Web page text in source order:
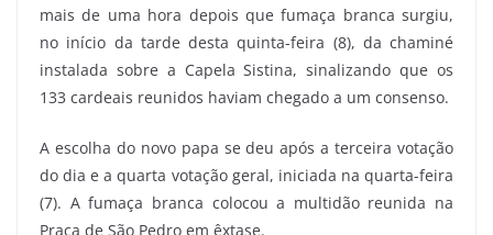
mais de uma hora depois que fumaça branca surgiu,
no início da tarde desta quinta-feira (8), da chaminé
instalada sobre a Capela Sistina, sinalizando que os
133 cardeais reunidos haviam chegado a um consenso.
A escolha do novo papa se deu após a terceira votação
do dia e a quarta votação geral, iniciada na quarta-feira
(7). A fumaça branca colocou a multidão reunida na
Praça de São Pedro em êxtase.